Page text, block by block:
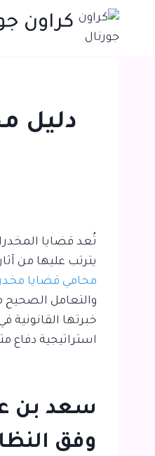
كراون
دليل
تُعد قضايا
يترتب عليها من
محامي قضايا
والتعامل الصحيح
خبرتها القانونية
استراتيجية دفاع
سعد بن
وفق